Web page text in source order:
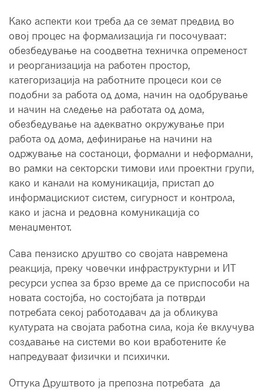
Како аспекти кои треба да се земат предвид во
овој процес на формализација ги посочуваат:
обезбедување на соодветна техничка опременост
и реорганизација на работен простор,
категоризација на работните процеси кои се
подобни за работа од дома, начин на одобрување
и начин на следење на работата од дома,
обезбедување на адекватно окружување при
работа од дома, дефинирање на начини на
одржување на состаноци, формални и неформални,
во рамки на секторски тимови или проектни групи,
како и канали на комуникација, пристап до
информацискиот систем, сигурност и контрола,
како и јасна и редовна комуникација со
менаџментот.
Сава пензиско друштво со својата навремена
реакција, преку човечки инфраструктурни и ИТ
ресурси успеа за брзо време да се приспособи на
новата состојба, но состојбата ја потврди
потребата секој работодавач да ја обликува
културата на својата работна сила, која ќе вклучува
создавање на системи во кои вработените ќе
напредуваат физички и психички.
Оттука Друштвото ја препозна потребата да